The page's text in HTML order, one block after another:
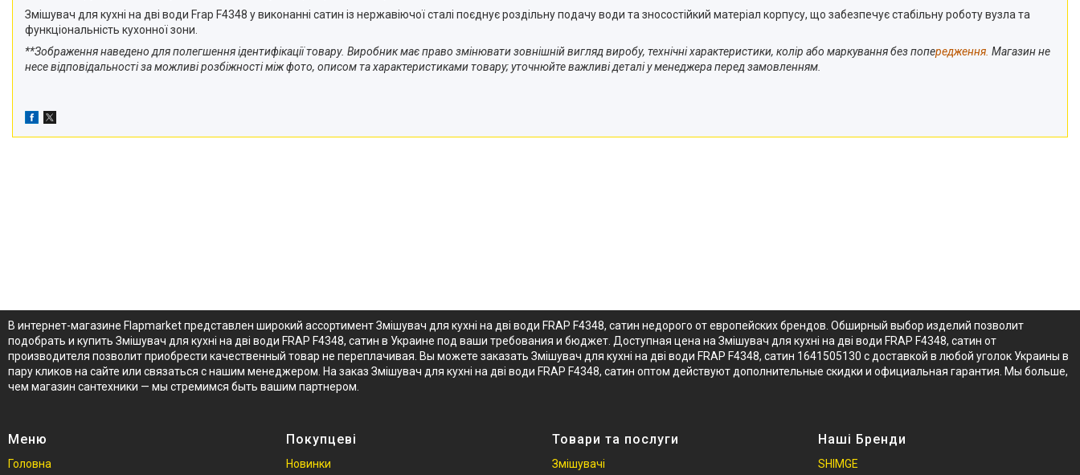
Змішувач для кухні на дві води Frap F4348 у виконанні сатин із нержавіючої сталі поєднує роздільну подачу води та зносостійкий матеріал корпусу, що забезпечує стабільну роботу вузла та
функціональність кухонної зони.
**Зображення наведено для полегшення ідентифікації товару. Виробник має право змінювати зовнішній вигляд виробу, технічні характеристики, колір або маркування без попередження. Магазин не
несе відповідальності за можливі розбіжності між фото, описом та характеристиками товару; уточнюйте важливі деталі у менеджера перед замовленням.
В интернет-магазине Flapmarket представлен широкий ассортимент Змішувач для кухні на дві води FRAP F4348, сатин недорого от европейских брендов. Обширный выбор изделий позволит
подобрать и купить Змішувач для кухні на дві води FRAP F4348, сатин в Украине под ваши требования и бюджет. Доступная цена на Змішувач для кухні на дві води FRAP F4348, сатин от
производителя позволит приобрести качественный товар не переплачивая. Вы можете заказать Змішувач для кухні на дві води FRAP F4348, сатин 1641505130 с доставкой в любой уголок Украины в
пару кликов на сайте или связаться с нашим менеджером. На заказ Змішувач для кухні на дві води FRAP F4348, сатин оптом действуют дополнительные скидки и официальная гарантия. Мы больше,
чем магазин сантехники — мы стремимся быть вашим партнером.
Меню
Головна
Покупцеві
Новинки
Товари та послуги
Змішувачі
Наші Бренди
SHIMGE